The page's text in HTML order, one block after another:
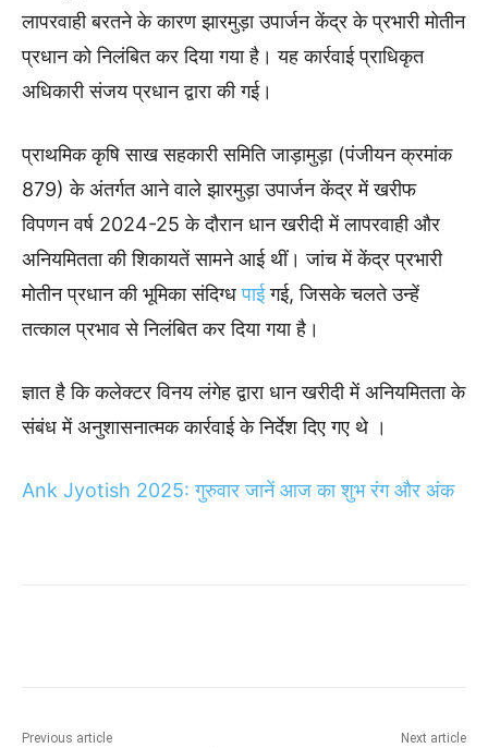
लापरवाही बरतने के कारण झारमुड़ा उपार्जन केंद्र के प्रभारी मोतीन
प्रधान को निलंबित कर दिया गया है। यह कार्रवाई प्राधिकृत
अधिकारी संजय प्रधान द्वारा की गई।
प्राथमिक कृषि साख सहकारी समिति जाड़ामुड़ा (पंजीयन क्रमांक
879) के अंतर्गत आने वाले झारमुड़ा उपार्जन केंद्र में खरीफ
विपणन वर्ष 2024-25 के दौरान धान खरीदी में लापरवाही और
अनियमितता की शिकायतें सामने आई थीं। जांच में केंद्र प्रभारी
मोतीन प्रधान की भूमिका संदिग्धपाईगई, जिसके चलते उन्हें
तत्काल प्रभाव से निलंबित कर दिया गया है।
ज्ञात है कि कलेक्टर विनय लंगेह द्वारा धान खरीदी में अनियमितता के
संबंध में अनुशासनात्मक कार्रवाई के निर्देश दिए गए थे ।
Ank Jyotish 2025: गुरुवार जानें आज का शुभ रंग और अंक
Previous article Next article